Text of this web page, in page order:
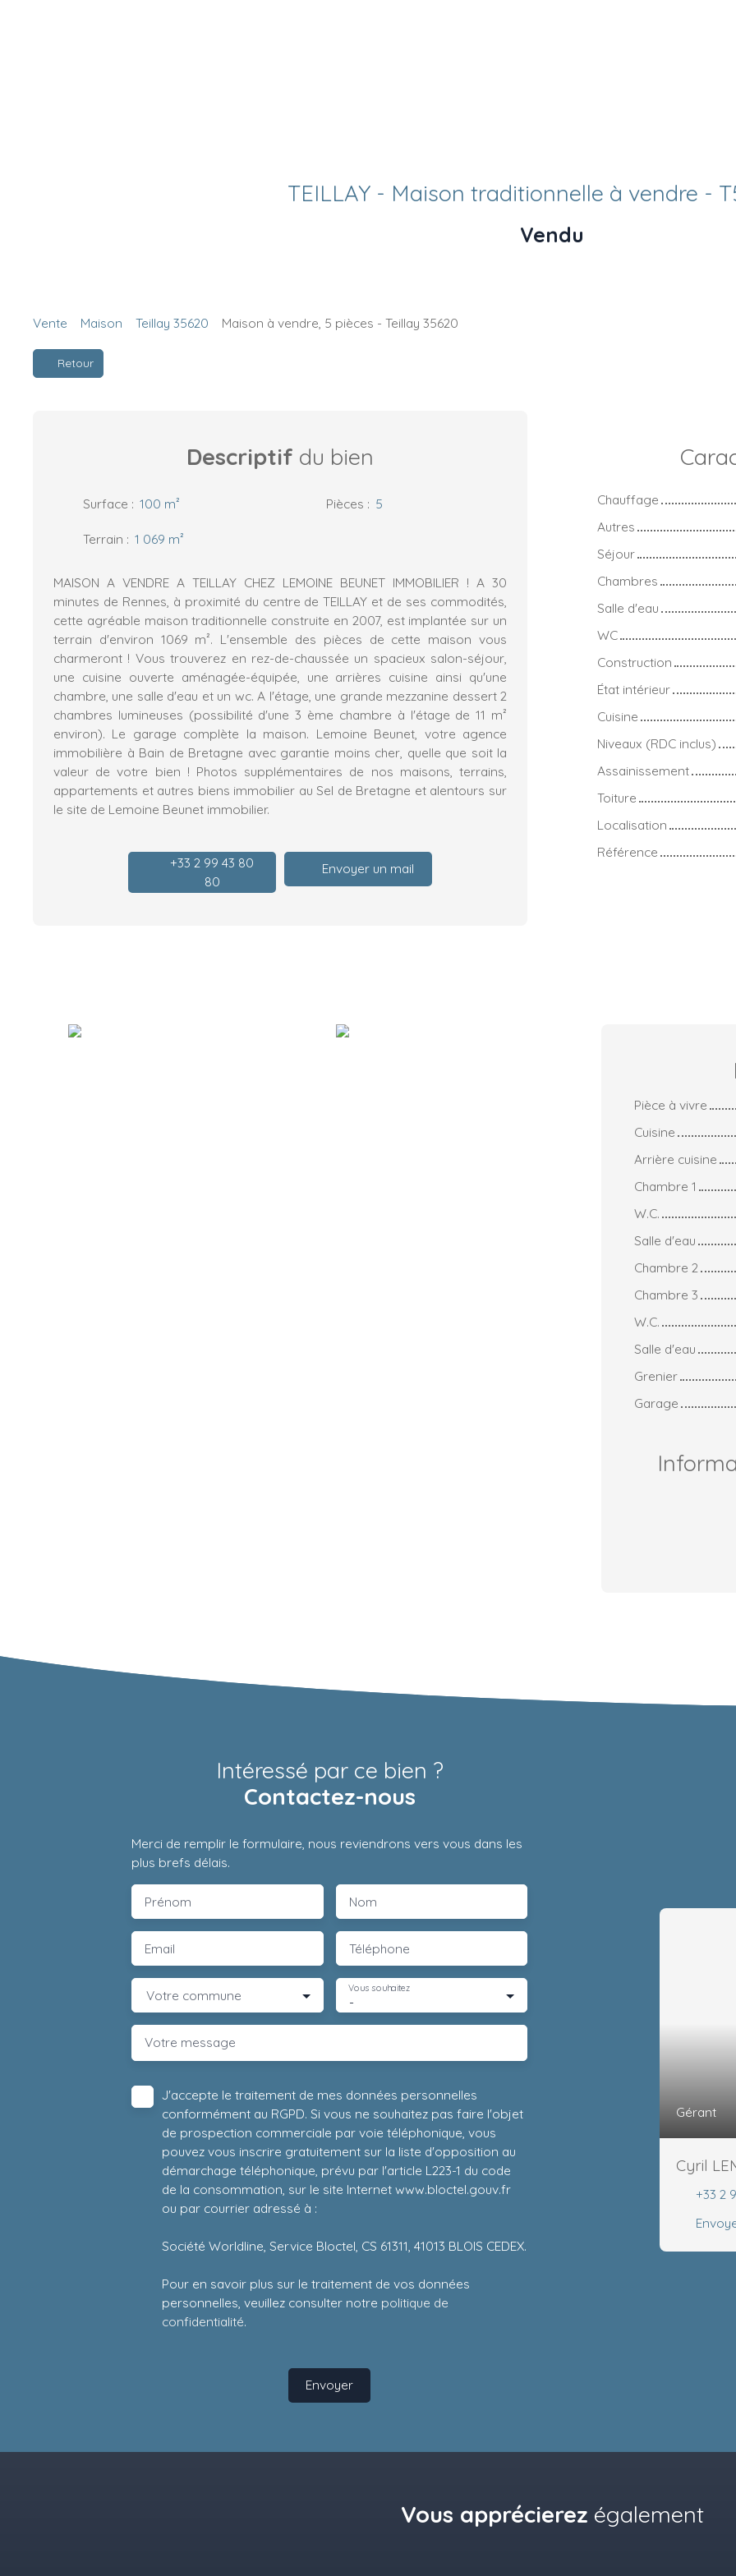
TEILLAY - Maison traditionnelle à vendre -
Vendu
Vente Maison Teillay 35620 Maison à vendre, 5 pièces - Teillay 35620
Retour
Descriptif du bien
Surface : 100 m² Pièces : 5
Terrain : 1 069 m²
MAISON A VENDRE A TEILLAY CHEZ LEMOINE BEUNET IMMOBILIER ! A 30
minutes de Rennes, à proximité du centre de TEILLAY et de ses commodités,
cette agréable maison traditionnelle construite en 2007, est implantée sur un
terrain d'environ 1069 m². L'ensemble des pièces de cette maison vous
charmeront ! Vous trouverez en rez-de-chaussée un spacieux salon-séjour,
une cuisine ouverte aménagée-équipée, une arrières cuisine ainsi qu'une
chambre, une salle d'eau et un wc. A l'étage, une grande mezzanine dessert 2
chambres lumineuses (possibilité d'une 3 ème chambre à l'étage de 11 m²
environ). Le garage complète la maison. Lemoine Beunet, votre agence
immobilière à Bain de Bretagne avec garantie moins cher, quelle que soit la
valeur de votre bien ! Photos supplémentaires de nos maisons, terrains,
appartements et autres biens immobilier au Sel de Bretagne et alentours sur
le site de Lemoine Beunet immobilier.
+33 2 99 43 80
80
Envoyer un mail
Chauffage
Autres
Séjour
Chambres
Salle d'eau
WC
Construction
État intérieur
Cuisine
Niveaux (RDC inclus)
Assainissement
Toiture
Localisation
Référence
Pièce à vivre
Cuisine
Arrière cuisine
Chambre 1
W.C.
Salle d'eau
Chambre 2
Chambre 3
W.C.
Salle d'eau
Grenier
Garage
Intéressé par ce bien ?
Contactez-nous
Merci de remplir le formulaire, nous reviendrons vers vous dans les
plus brefs délais.
Prénom Nom
Email Téléphone
Votre commune -
Vous souhaitez
Votre message
J'accepte le traitement de mes données personnelles
conformément au RGPD. Si vous ne souhaitez pas faire l'objet
de prospection commerciale par voie téléphonique, vous
pouvez vous inscrire gratuitement sur la liste d'opposition au
démarchage téléphonique, prévu par l'article L223-1 du code
de la consommation, sur le site Internet www.bloctel.gouv.fr
ou par courrier adressé à :
Société Worldline, Service Bloctel, CS 61311, 41013 BLOIS CEDEX.
Pour en savoir plus sur le traitement de vos données
personnelles, veuillez consulter notre politique de
confidentialité.
Envoyer
Gérant
Cyril
+33 2
Vous apprécierez également